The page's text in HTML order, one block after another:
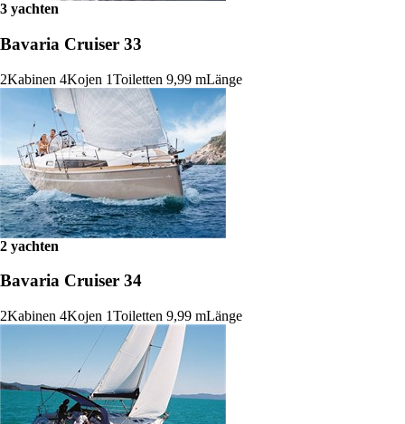
3 yachten
Bavaria Cruiser 33
2Kabinen 4Kojen 1Toiletten 9,99 mLänge
2 yachten
Bavaria Cruiser 34
2Kabinen 4Kojen 1Toiletten 9,99 mLänge